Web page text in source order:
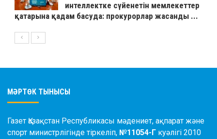
интеллектке сүйенетін мемлекеттер
қатарына қадам басуда: прокурорлар жасанды ...
МӘРТӨК ТЫНЫСЫ
Газет Қазақстан Республикасы мәдениет, ақпарат және
спорт министрлігінде тіркеліп, №11054-Г куәлігі 2010